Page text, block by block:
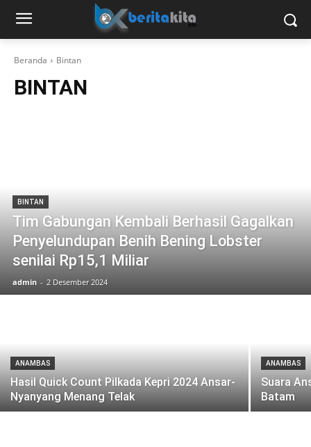
Beranda Bintan
BINTAN
BINTAN
Tim Gabungan Kembali Berhasil Gagalkan
Penyelundupan Benih Bening Lobster
senilai Rp15,1 Miliar
admin - 2 Desember 2024
ANAMBAS
Hasil Quick Count Pilkada Kepri 2024 Ansar-
Nyanyang Menang Telak
ANAMBAS
Suara
Batam